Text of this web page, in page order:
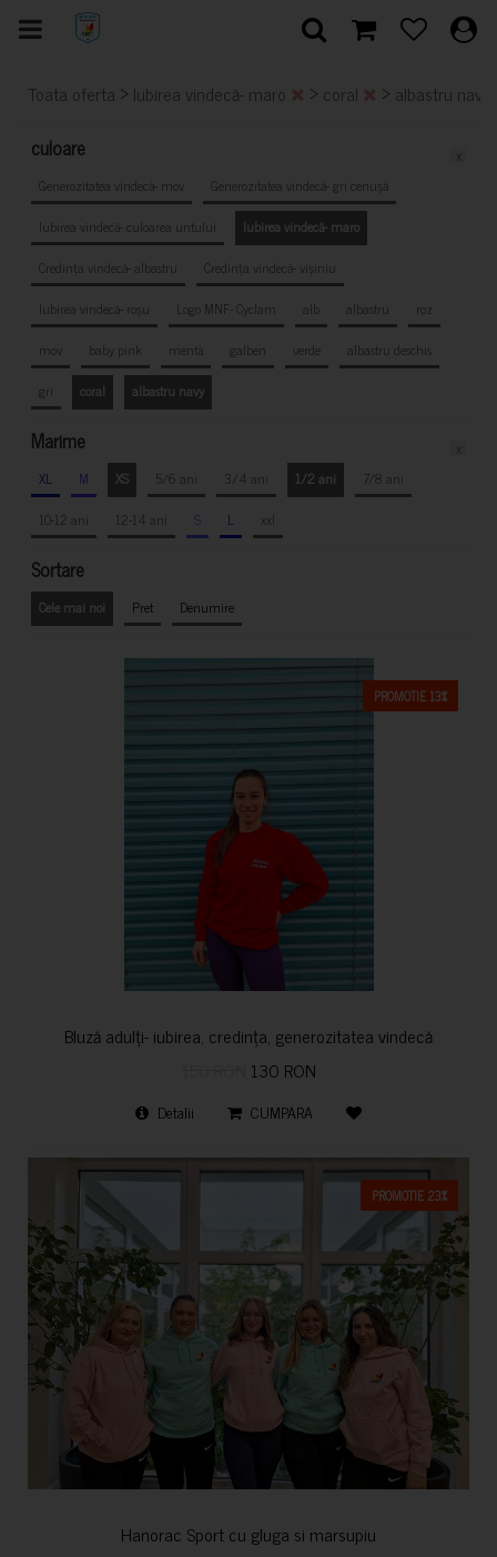
Toata oferta > Iubirea vindecă- maro > coral > albastru navy
culoare
Generozitatea vindecă- mov
Generozitatea vindecă- gri cenușă
Iubirea vindecă- culoarea untului
Iubirea vindecă- maro
Credința vindecă- albastru
Credința vindecă- vișiniu
Iubirea vindecă- roșu
Logo MNF- Cyclam alb albastru
roz
mov
baby pink mentă galben verde
albastru deschis
gri
coral albastru navy
Marime
XL M XS 5/6 ani 3/4 ani 1/2 ani
7/8 ani
10-12 ani
12-14 ani S L xxl
Sortare
Cele mai noi Pret Denumire
PROMOTIE 13%
Bluză adulți- iubirea, credința, generozitatea vindecă
130 RON
Detalii CUMPARA
PROMOTIE 23%
Hanorac Sport cu gluga si marsupiu